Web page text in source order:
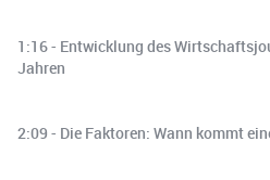
1:16 - Entwicklung des
Jahren
2:09 - Die Faktoren: Wann kommt